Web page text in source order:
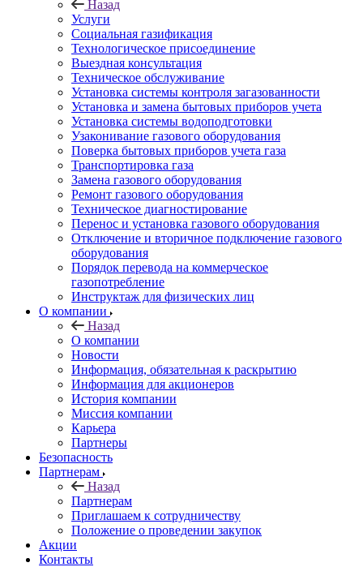
Назад
Услуги
Социальная газификация
Технологическое присоединение
Выездная консультация
Техническое обслуживание
Установка системы контроля загазованности
Установка и замена бытовых приборов учета
Установка системы водоподготовки
Узаконивание газового оборудования
Поверка бытовых приборов учета газа
Транспортировка газа
Замена газового оборудования
Ремонт газового оборудования
Техническое диагностирование
Перенос и установка газового оборудования
Отключение и вторичное подключение газового
оборудования
Порядок перевода на коммерческое
газопотребление
Инструктаж для физических лиц
О компании
Назад
О компании
Новости
Информация, обязательная к раскрытию
Информация для акционеров
История компании
Миссия компании
Карьера
Партнеры
Безопасность
Партнерам
Назад
Партнерам
Приглашаем к сотрудничеству
Положение о проведении закупок
Акции
Контакты